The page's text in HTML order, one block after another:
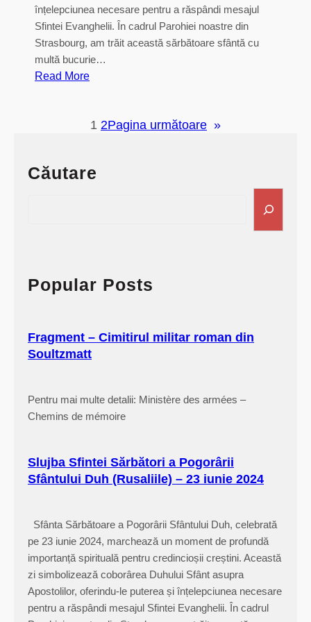
înțelepciunea necesare pentru a răspândi mesajul
Sfintei Evanghelii. În cadrul Parohiei noastre din
Strasbourg, am trăit această sărbătoare sfântă cu
multă bucurie…
Read More:
u
a
i
r
b
a
P
o
r
â
r
i
i
1 2Pagina următoare »
Căutare
h
Popular Posts
Fragment – Cimitirul militar roman din
Soultzmatt
Pentru mai multe detalii: Ministère des armées –
Chemins de mémoire
Slujba Sfintei Sărbători a Pogorârii
Sfântului Duh (Rusaliile) – 23 iunie 2024
Sfânta Sărbătoare a Pogorârii Sfântului Duh, celebrată
pe 23 iunie 2024, marchează un moment de profundă
importanță spirituală pentru credincioșii creștini. Această
zi simbolizează coborârea Duhului Sfânt asupra
Apostolilor, oferindu-le puterea și înțelepciunea necesare
pentru a răspândi mesajul Sfintei Evanghelii. În cadrul